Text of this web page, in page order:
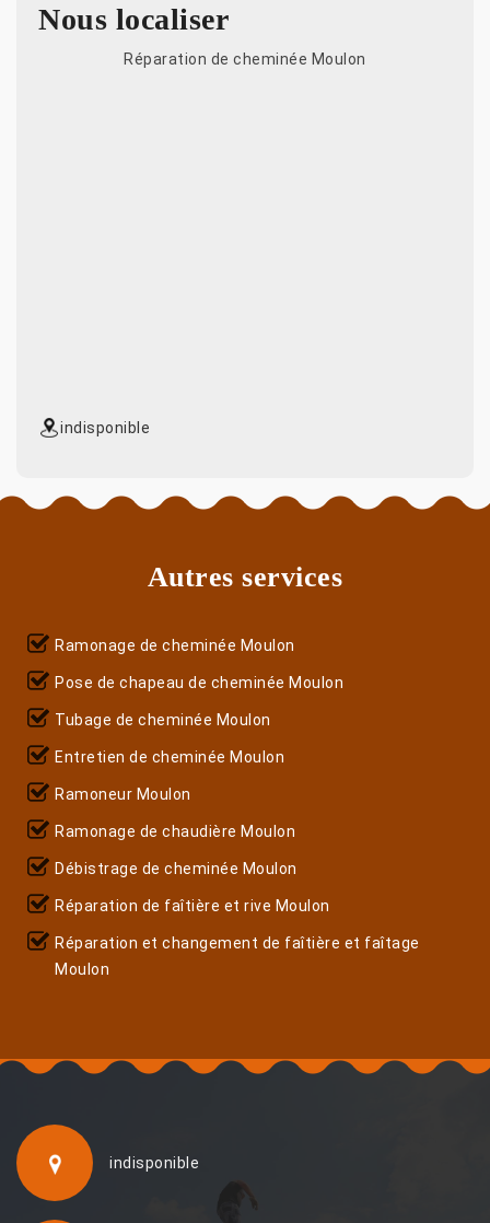
Nous localiser
Réparation de cheminée Moulon
indisponible
Autres services
Ramonage de cheminée Moulon
Pose de chapeau de cheminée Moulon
Tubage de cheminée Moulon
Entretien de cheminée Moulon
Ramoneur Moulon
Ramonage de chaudière Moulon
Débistrage de cheminée Moulon
Réparation de faîtière et rive Moulon
Réparation et changement de faîtière et faîtage
Moulon
indisponible